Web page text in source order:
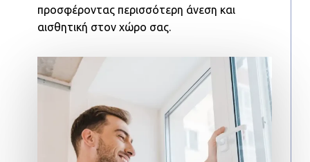
προσφέροντας περισσότερη άνεση και
αισθητική στον χώρο σας.